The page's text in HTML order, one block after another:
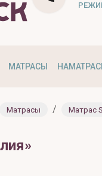
МАТРАСЫ
Матрасы / Матрас